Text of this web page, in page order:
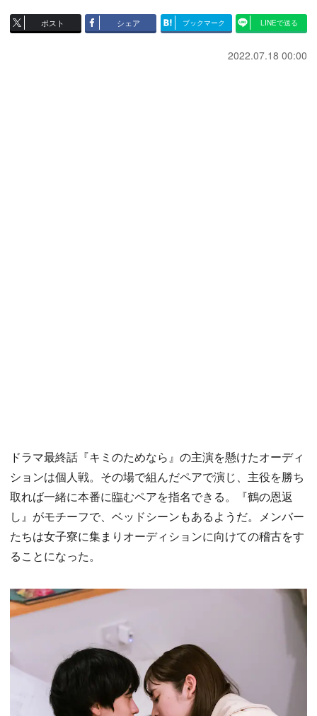
ポスト シェア ブックマーク LINEで送る
2022.07.18 00:00
ドラマ最終話『キミのためなら』の主演を懸けたオーディ
ションは個人戦。その場で組んだペアで演じ、主役を勝ち
取れば一緒に本番に臨むペアを指名できる。『鶴の恩返
し』がモチーフで、ベッドシーンもあるようだ。メンバー
たちは女子寮に集まりオーディションに向けての稽古をす
ることになった。